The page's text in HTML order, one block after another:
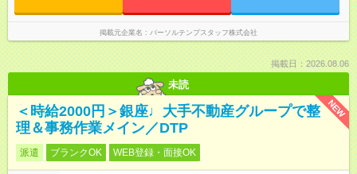
掲載元企業名 パーソルテンプスタッフ株式会社
掲載日：2026.08.06
未読
NEW
＜時給2000円＞銀座♩大手不動産グループで整
理＆事務作業メイン／DTP
派遣 ブランクOK WEB登録・面接OK